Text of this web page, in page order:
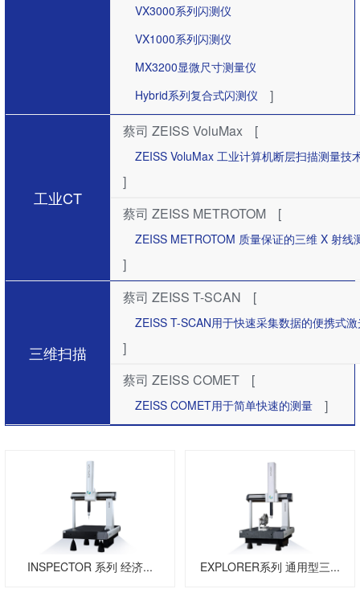
VX3000系列闪测仪
VX1000系列闪测仪
MX3200显微尺寸测量仪
Hybrid系列复合式闪测仪
]
工业CT
蔡司 ZEISS VoluMax [
ZEISS VoluMax 工业计算机断层扫描测量技
]
蔡司 ZEISS METROTOM
[
ZEISS METROTOM 质量保证的三维 X 射线
]
三维扫描
蔡司 ZEISS T-SCAN [
ZEISS T-SCAN用于快速采集数据的便携式
]
蔡司 ZEISS COMET
[
ZEISS COMET用于简单快速的测量 ]
INSPECTOR 系列 经济... EXPLORER系列 通用型三...